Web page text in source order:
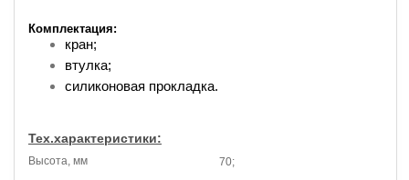
Комплектация:
кран;
втулка;
силиконовая прокладка.
Тех.характеристики:
Высота, мм 70;